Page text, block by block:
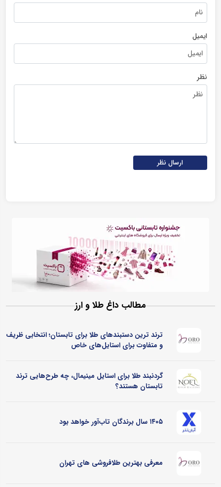
ایمیل
نظر
ارسال نظر
مطالب داغ طلا و ارز
ترند ترین دستبندهای طلا برای تابستان؛ انتخابی ظریف
و متفاوت برای استایل‌های خاص
گردنبند طلا برای استایل مینیمال، چه طرح‌هایی ترند
تابستان هستند؟
۱۴۰۵ سال برندگان تاب‌آور خواهد بود
معرفی بهترین طلافروشی های تهران